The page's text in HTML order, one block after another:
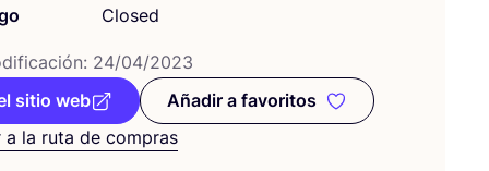
Closed
24/04/2023
sitio web
Añadir a favoritos
Añadir a favoritos
a la ruta de compras